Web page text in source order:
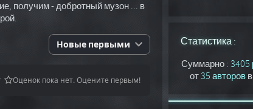
получим - добротный музон ... в
Новые первыми
Оценок пока нет. Оцените первым!
Статистика :
Суммарно : 3405
от35 авторовв